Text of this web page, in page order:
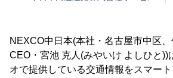
NEXCO中日本(本社・名古屋市中区
CEO・宮池 克人(みやいけ よしひと))
オで提供している交通情報をスマー